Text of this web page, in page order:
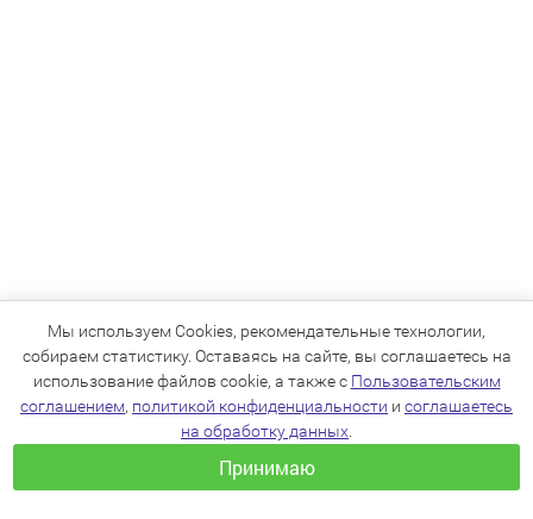
Мы используем Cookies, рекомендательные технологии,
собираем статистику. Оставаясь на сайте, вы соглашаетесь на
использование файлов cookie, а также с Пользовательским
соглашением, политикой конфиденциальности и соглашаетесь
на обработку данных
Принимаю